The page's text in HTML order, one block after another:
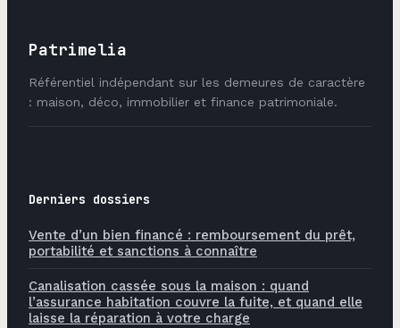
Patrimelia
Référentiel indépendant sur les demeures de caractère
: maison, déco, immobilier et finance patrimoniale.
Derniers dossiers
Vente d’un bien financé : remboursement du prêt,
portabilité et sanctions à connaître
Canalisation cassée sous la maison : quand
l’assurance habitation couvre la fuite, et quand elle
laisse la réparation à votre charge